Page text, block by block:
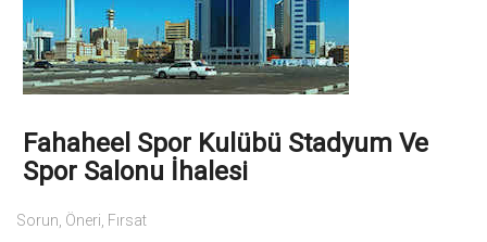
Fahaheel Spor Kulübü Stadyum Ve
Spor Salonu İhalesi
Sorun, Öneri, Fırsat